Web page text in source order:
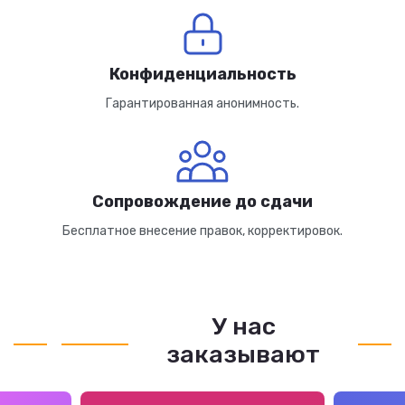
Конфиденциальность
Гарантированная анонимность.
Сопровождение до сдачи
Бесплатное внесение правок, корректировок.
У нас
заказывают